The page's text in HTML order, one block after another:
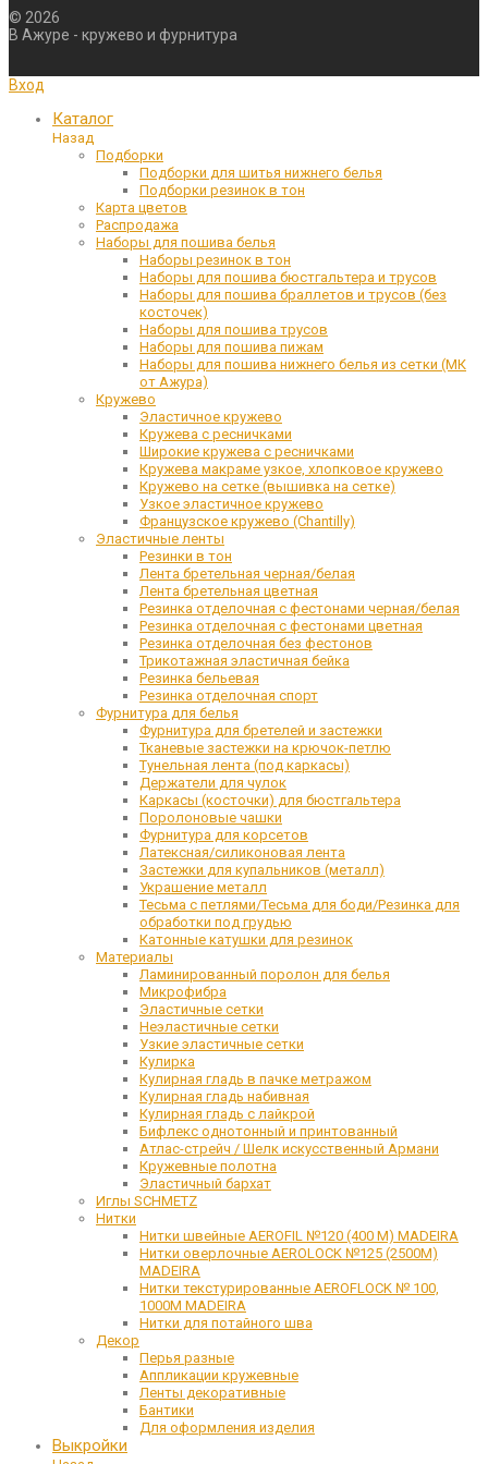
© 2026
В Ажуре - кружево и фурнитура
Вход
Каталог
Назад
Подборки
Подборки для шитья нижнего белья
Подборки резинок в тон
Карта цветов
Распродажа
Наборы для пошива белья
Наборы резинок в тон
Наборы для пошива бюстгальтера и трусов
Наборы для пошива браллетов и трусов (без
косточек)
Наборы для пошива трусов
Наборы для пошива пижам
Наборы для пошива нижнего белья из сетки (МК
от Ажура)
Кружево
Эластичное кружево
Кружева с ресничками
Широкие кружева с ресничками
Кружева макраме узкое, хлопковое кружево
Кружево на сетке (вышивка на сетке)
Узкое эластичное кружево
Французское кружево (Chantilly)
Эластичные ленты
Резинки в тон
Лента бретельная черная/белая
Лента бретельная цветная
Резинка отделочная с фестонами черная/белая
Резинка отделочная с фестонами цветная
Резинка отделочная без фестонов
Трикотажная эластичная бейка
Резинка бельевая
Резинка отделочная спорт
Фурнитура для белья
Фурнитура для бретелей и застежки
Тканевые застежки на крючок-петлю
Тунельная лента (под каркасы)
Держатели для чулок
Каркасы (косточки) для бюстгальтера
Поролоновые чашки
Фурнитура для корсетов
Латексная/силиконовая лента
Застежки для купальников (металл)
Украшение металл
Тесьма с петлями/Тесьма для боди/Резинка для
обработки под грудью
Катонные катушки для резинок
Материалы
Ламинированный поролон для белья
Микрофибра
Эластичные сетки
Неэластичные сетки
Узкие эластичные сетки
Кулирка
Кулирная гладь в пачке метражом
Кулирная гладь набивная
Кулирная гладь с лайкрой
Бифлекс однотонный и принтованный
Атлас-стрейч / Шелк искусственный Армани
Кружевные полотна
Эластичный бархат
Иглы SCHMETZ
Нитки
Нитки швейные AEROFIL №120 (400 М) MADEIRA
Нитки оверлочные AEROLOCK №125 (2500М)
MADEIRA
Нитки текстурированные AEROFLOCK № 100,
1000М MADEIRA
Нитки для потайного шва
Декор
Перья разные
Аппликации кружевные
Ленты декоративные
Бантики
Для оформления изделия
Выкройки